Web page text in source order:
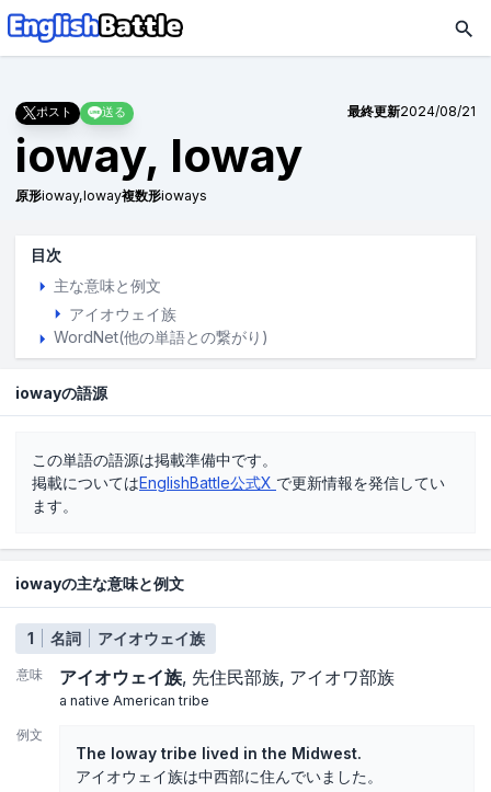
ポスト 送る 最終更新2024/08/21
ioway, Ioway
原形ioway,Ioway複数形ioways
目次
主な意味と例文
アイオウェイ族
WordNet(他の単語との繋がり)
iowayの語源
この単語の語源は掲載準備中です。
掲載についてはEnglishBattle公式X で更新情報を発信してい
ます。
iowayの主な意味と例文
1 名詞 アイオウェイ族
意味 アイオウェイ族 先住民部族 アイオワ部族
a native American tribe
例文
The Ioway tribe lived in the Midwest.
アイオウェイ族は中西部に住んでいました。